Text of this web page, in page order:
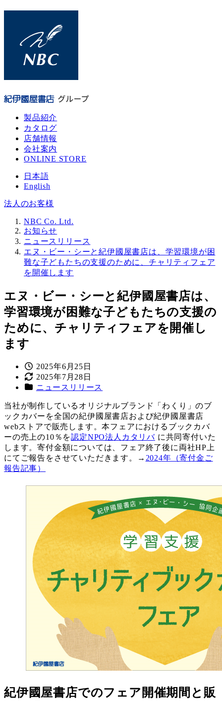
へ
製品紹介
カタログ
店舗情報
会社案内
ONLINE STORE
日本語
English
法人のお客様
NBC Co. Ltd.
お知らせ
ニュースリリース
エヌ・ビー・シーと紀伊國屋書店は、学習環境が困
難な子どもたちの支援のために、チャリティフェア
を開催します
エヌ・ビー・シーと紀伊國屋書店は、
学習環境が困難な子どもたちの支援の
ために、チャリティフェアを開催し
ます
投
稿
日
2025年6月25日
更
新
2025年7月28日
カ
ゴ
リ
ー
ニュースリリース
当社が制作しているオリジナルブランド「わくり」のブ
ックカバーを全国の紀伊國屋書店および紀伊國屋書店
webストアで販売します。本フェアにおけるブックカバ
ーの売上の10％を認定NPO法人カタリバ に共同寄付いた
します。寄付金額については、フェア終了後に両社HP上
にてご報告をさせていただきます。→ 2024年（寄付金ご
報告記事）
紀伊國屋書店でのフェア開催期間と販